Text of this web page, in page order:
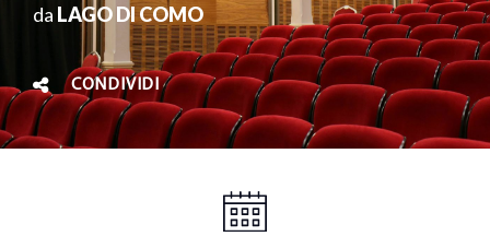
da LAGO DI COMO
CONDIVIDI